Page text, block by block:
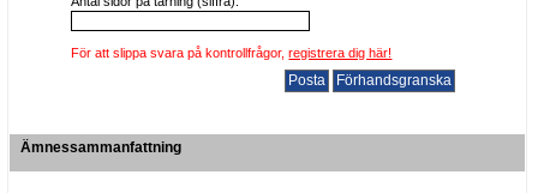
För att slippa svara på kontrollfrågor,registrera dig här!
Ämnessammanfattning